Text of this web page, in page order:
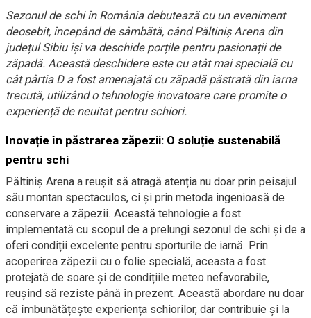
Sezonul de schi în România debutează cu un eveniment
deosebit, începând de sâmbătă, când Păltiniș Arena din
județul Sibiu își va deschide porțile pentru pasionații de
zăpadă. Această deschidere este cu atât mai specială cu
cât pârtia D a fost amenajată cu zăpadă păstrată din iarna
trecută, utilizând o tehnologie inovatoare care promite o
experiență de neuitat pentru schiori.
Inovație în păstrarea zăpezii: O soluție sustenabilă
pentru schi
Păltiniș Arena a reușit să atragă atenția nu doar prin peisajul
său montan spectaculos, ci și prin metoda ingenioasă de
conservare a zăpezii. Această tehnologie a fost
implementată cu scopul de a prelungi sezonul de schi și de a
oferi condiții excelente pentru sporturile de iarnă. Prin
acoperirea zăpezii cu o folie specială, aceasta a fost
protejată de soare și de condițiile meteo nefavorabile,
reușind să reziste până în prezent. Această abordare nu doar
că îmbunătățește experiența schiorilor, dar contribuie și la